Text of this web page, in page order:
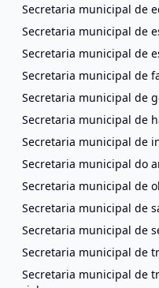
Secretaria municipal de
Secretaria municipal de
Secretaria municipal de
Secretaria municipal de
Secretaria municipal de
Secretaria municipal de
Secretaria municipal de
Secretaria municipal do
Secretaria municipal de
Secretaria municipal de
Secretaria municipal de
Secretaria municipal de
Secretaria municipal de